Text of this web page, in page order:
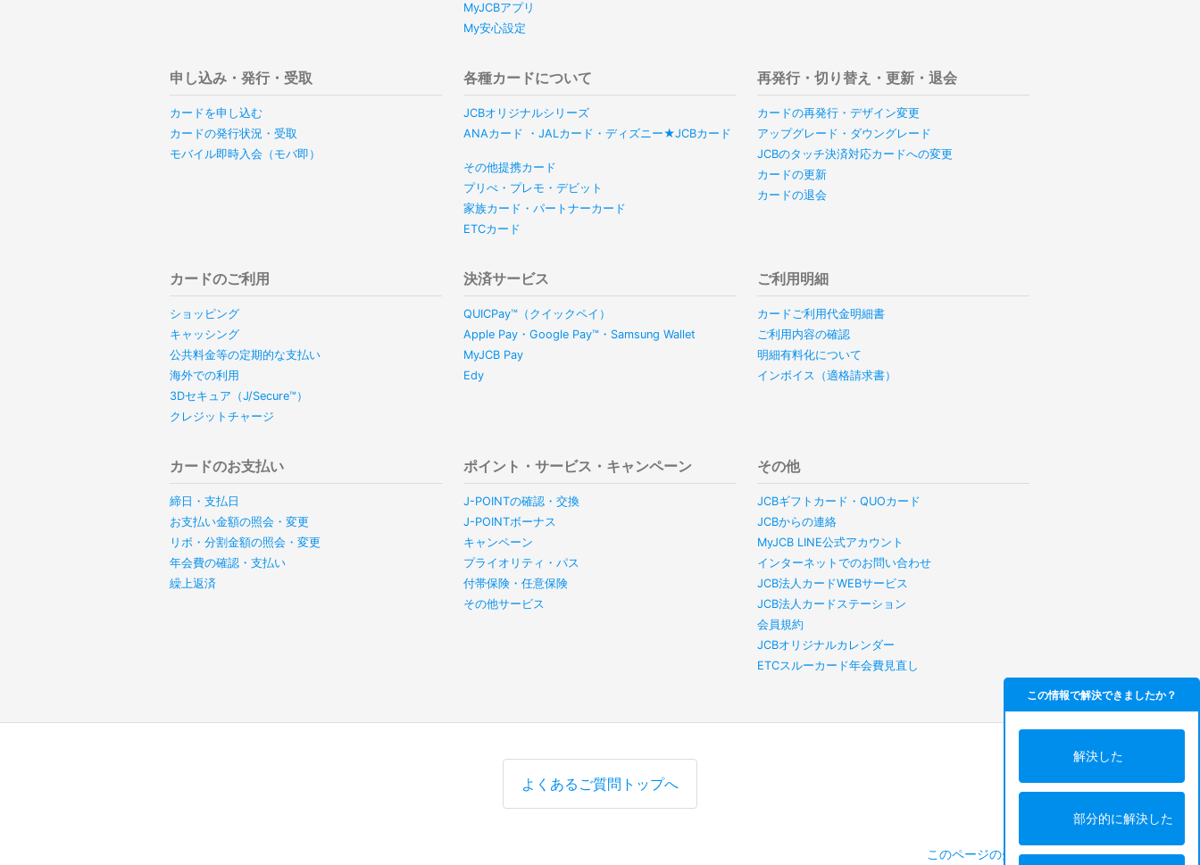
MyJCBアプリ
My安心設定
申し込み・発行・受取
カードを申し込む
カードの発行状況・受取
モバイル即時入会（モバ即）
各種カードについて
JCBオリジナルシリーズ
ANAカード ・JALカード・ディズニー★JCBカード
その他提携カード
プリぺ・プレモ・デビット
家族カード・パートナーカード
ETCカード
再発行・切り替え・更新・退会
カードの再発行・デザイン変更
アップグレード・ダウングレード
JCBのタッチ決済対応カードへの変更
カードの更新
カードの退会
カードのご利用
ショッピング
キャッシング
公共料金等の定期的な支払い
海外での利用
3Dセキュア（J/Secure™）
クレジットチャージ
決済サービス
QUICPay™（クイックペイ）
Apple Pay・Google Pay™・Samsung Wallet
MyJCB Pay
Edy
ご利用明細
カードご利用代金明細書
ご利用内容の確認
明細有料化について
インボイス（適格請求書）
カードのお支払い
締日・支払日
お支払い金額の照会・変更
リボ・分割金額の照会・変更
年会費の確認・支払い
繰上返済
ポイント・サービス・キャンペーン
J-POINTの確認・交換
J-POINTボーナス
キャンペーン
プライオリティ・パス
付帯保険・任意保険
その他サービス
その他
JCBギフトカード・QUOカード
JCBからの連絡
MyJCB LINE公式アカウント
インターネットでのお問い合わせ
JCB法人カードWEBサービス
JCB法人カードステーション
会員規約
JCBオリジナルカレンダー
ETCスルーカード年会費見直し
よくあるご質問トップへ
この情報で解決できましたか？
解決した
部分的に解決した
このページの先頭へ